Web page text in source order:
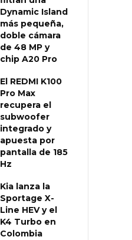
Dynamic Island
más pequeña,
doble cámara
de 48 MP y
chip A20 Pro
El REDMI K100
Pro Max
recupera el
subwoofer
integrado y
apuesta por
pantalla de 185
Hz
Kia lanza la
Sportage X-
Line HEV y el
K4 Turbo en
Colombia